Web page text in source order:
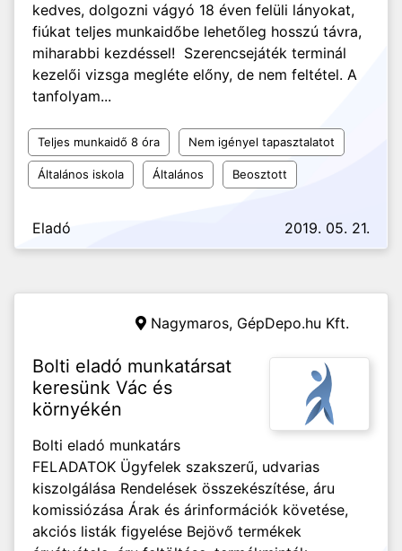
kedves, dolgozni vágyó 18 éven felüli lányokat,
fiúkat teljes munkaidőbe lehetőleg hosszú távra,
miharabbi kezdéssel! Szerencsejáték terminál
kezelői vizsga megléte előny, de nem feltétel. A
tanfolyam...
Teljes munkaidő 8 óra Nem igényel tapasztalatot
Általános iskola Általános Beosztott
Eladó 2019. 05. 21.
Nagymaros, GépDepo.hu Kft.
Bolti eladó munkatársat
keresünk Vác és
környékén
Bolti eladó munkatárs
FELADATOK Ügyfelek szakszerű, udvarias
kiszolgálása Rendelések összekészítése, áru
komissiózása Árak és árinformációk követése,
akciós listák figyelése Bejövő termékek